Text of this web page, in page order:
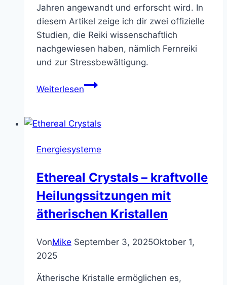
Jahren angewandt und erforscht wird. In
diesem Artikel zeige ich dir zwei offizielle
Studien, die Reiki wissenschaftlich
nachgewiesen haben, nämlich Fernreiki
und zur Stressbewältigung.
WeiterlesenSo
wissenschaftlich
Energiesysteme
Ethereal Crystals – kraftvolle
Heilungssitzungen mit
ätherischen Kristallen
VonMike September 3, 2025Oktober 1,
2025
Ätherische Kristalle ermöglichen es,